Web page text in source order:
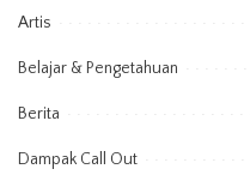
Artis
Belajar & Pengetahuan
Berita
Dampak Call Out